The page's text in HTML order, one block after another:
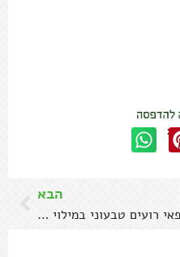
הבא
פאי רועים טבעוני במילוי עדשים ופטריות